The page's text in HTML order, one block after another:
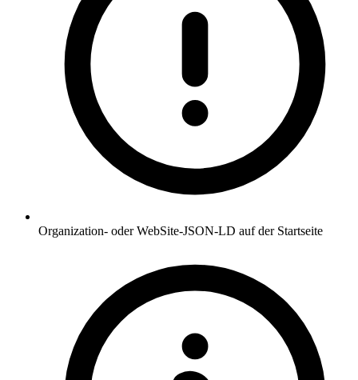
Organization- oder WebSite-JSON-LD auf der Startseite